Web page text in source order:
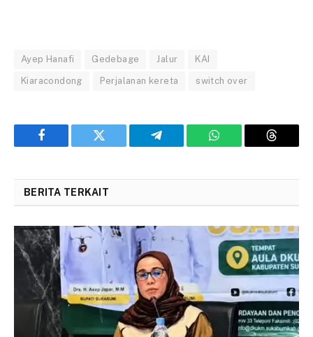
Ayep Hanafi Gedebage Jalur KAI
Kiaracondong Perjalanan kereta switch over
Facebook Twitter Telegram WhatsApp Threads
BERITA TERKAIT